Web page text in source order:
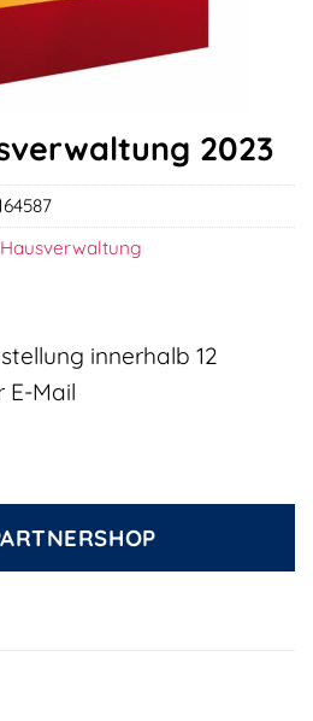
2023
innerhalb 12
E-Mail